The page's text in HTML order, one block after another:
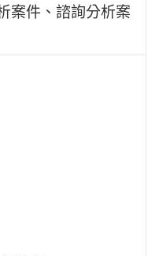
案件、諮詢分析案